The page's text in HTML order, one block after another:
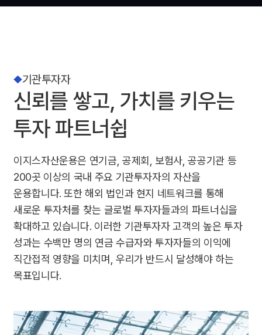
기관투자자
신뢰를 쌓고, 가치를 키우는
투자 파트너쉽
이지스자산운용은 연기금, 공제회, 보험사, 공공기관 등
200곳 이상의 국내 주요 기관투자자의 자산을
운용합니다. 또한 해외 법인과 현지 네트워크를 통해
새로운 투자처를 찾는 글로벌 투자자들과의 파트너십을
확대하고 있습니다. 이러한 기관투자자 고객의 높은 투자
성과는 수백만 명의 연금 수급자와 투자자들의 이익에
직간접적 영향을 미치며, 우리가 반드시 달성해야 하는
목표입니다.